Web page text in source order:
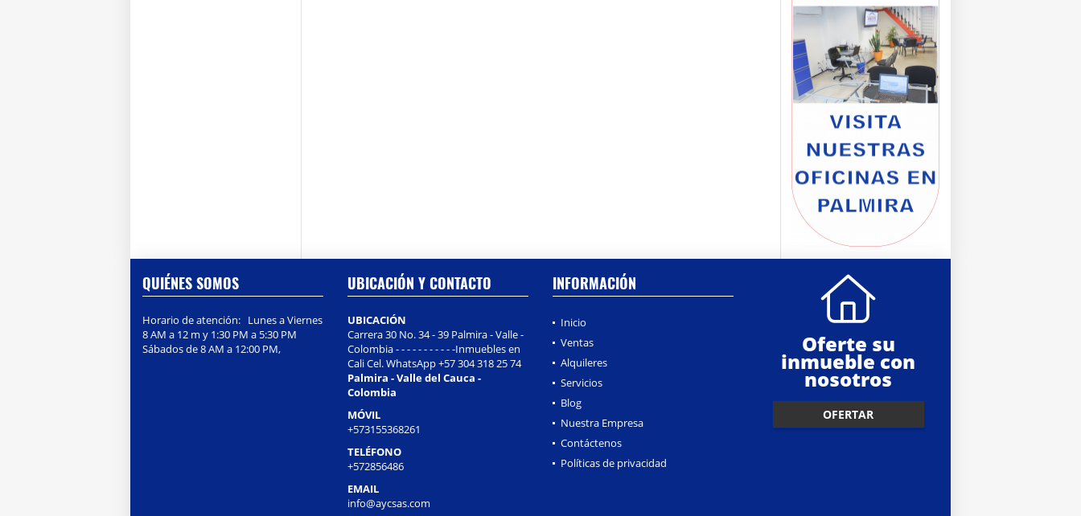
QUIÉNES SOMOS
Horario de atención: Lunes a Viernes
8 AM a 12 m y 1:30 PM a 5:30 PM
Sábados de 8 AM a 12:00 PM,
UBICACIÓN Y CONTACTO
UBICACIÓN
Carrera 30 No. 34 - 39 Palmira - Valle -
Colombia - - - - - - - - - - -Inmuebles en
Cali Cel. WhatsApp +57 304 318 25 74
Palmira - Valle del Cauca -
Colombia
MÓVIL
+573155368261
TELÉFONO
+572856486
EMAIL
info@aycsas.com
INFORMACIÓN
Inicio
Ventas
Alquileres
Servicios
Blog
Nuestra Empresa
Contáctenos
Políticas de privacidad
Oferte su
inmueble con
nosotros
OFERTAR